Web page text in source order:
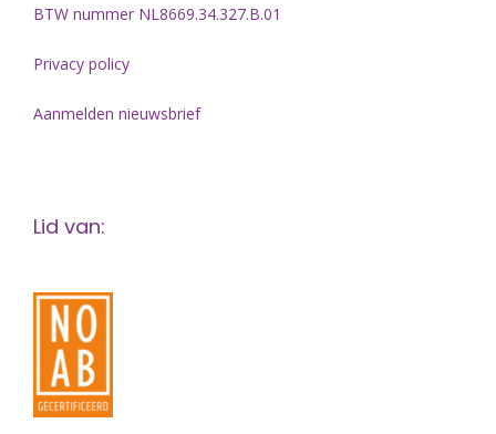
BTW nummer NL8669.34.327.B.01
Privacy policy
Aanmelden nieuwsbrief
Lid van: